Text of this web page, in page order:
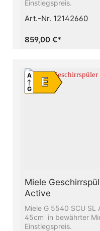
Einstiegspreis.
Art.-Nr. 12142660
859,00 €*
E
A
G
Miele
Active
Miele G 5540 SCU
45cm in bewährter
Einstiegspreis.